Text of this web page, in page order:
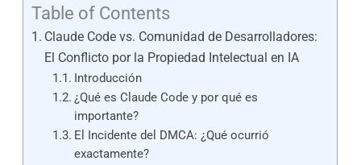
Table of Contents
Claude Code vs. Comunidad de Desarrolladores:
El Conflicto por la Propiedad Intelectual en IA
Introducción
¿Qué es Claude Code y por qué es
importante?
El Incidente del DMCA: ¿Qué ocurrió
exactamente?